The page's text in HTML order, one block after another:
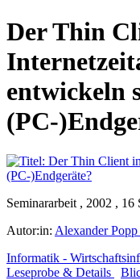
Der Thin
entwickeln
(PC-
Seminararbeit , 2002 , 16
Autor:in: Alexander
Informatik -
Leseprobe & Details